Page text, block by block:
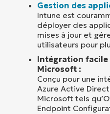
Gestion des
Intune est
déployer des
mises à jour et
utilisateurs pour
Intégration facile
Microsoft :
Conçu pour une
Azure Active
Microsoft tels
Endpoint